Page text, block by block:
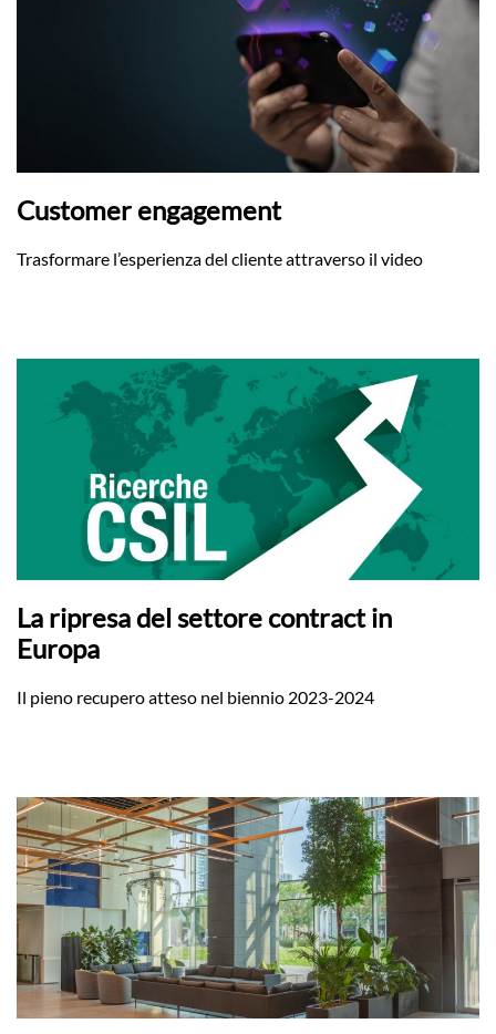
Customer engagement
Trasformare l’esperienza del cliente attraverso il video
La ripresa del settore contract in
Europa
Il pieno recupero atteso nel biennio 2023-2024